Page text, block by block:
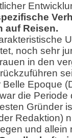
auf Reisen.
noch sehr
in den
Epoque
die Periode
Gründer
Redaktion)
und allein